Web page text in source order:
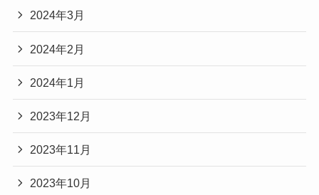
2024年3月
2024年2月
2024年1月
2023年12月
2023年11月
2023年10月